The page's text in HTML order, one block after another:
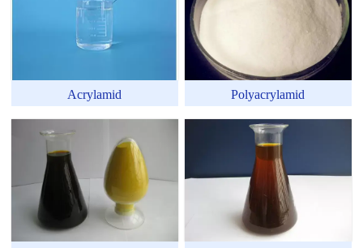
Acrylamid Polyacrylamid